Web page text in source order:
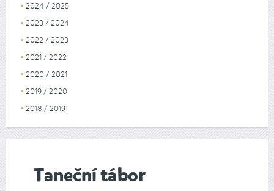
2024 / 2025
2023 / 2024
2022 / 2023
2021 / 2022
2020 / 2021
2019 / 2020
2018 / 2019
Taneční tábor